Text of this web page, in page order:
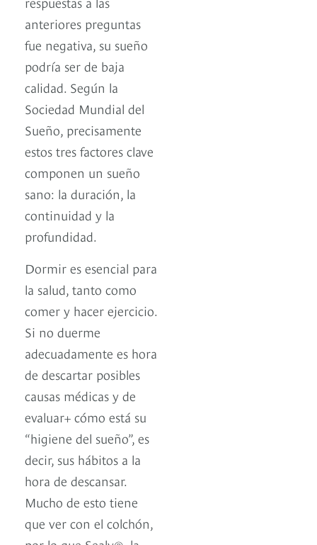
anteriores preguntas
fue negativa, su sueño
podría ser de baja
calidad. Según la
Sociedad Mundial del
Sueño, precisamente
estos tres factores clave
componen un sueño
sano: la duración, la
continuidad y la
profundidad.
Dormir es esencial para
la salud, tanto como
comer y hacer ejercicio.
Si no duerme
adecuadamente es hora
de descartar posibles
causas médicas y de
evaluar+ cómo está su
“higiene del sueño”, es
decir, sus hábitos a la
hora de descansar.
Mucho de esto tiene
que ver con el colchón,